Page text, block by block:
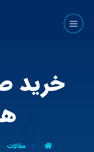
خرید
مقالات